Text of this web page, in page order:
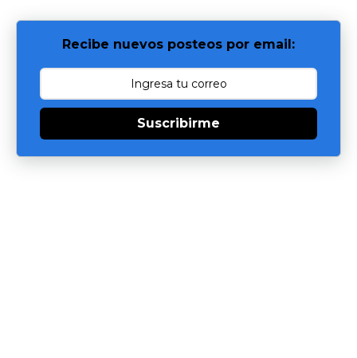
Recibe nuevos posteos por email:
Suscribirme